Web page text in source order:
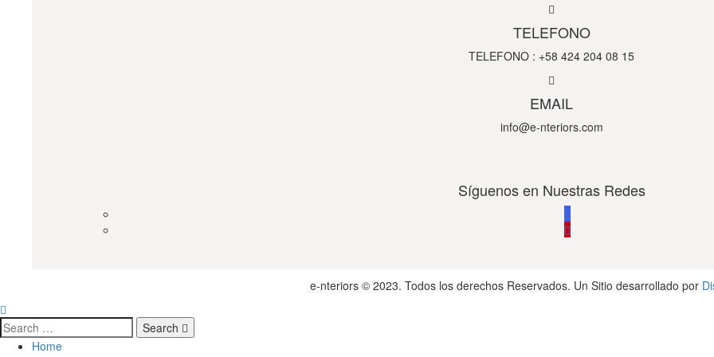
TELEFONO
TELEFONO : +58 424 204 08 15
EMAIL
info@e-nteriors.com
Síguenos en Nuestras Redes
e-nteriors © 2023. Todos los derechos Reservados. Un Sitio desarrollado por
Search
Home